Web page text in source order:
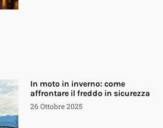
In moto in inverno: come
affrontare il freddo in sicurezza
26 Ottobre 2025